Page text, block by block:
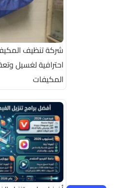
شركة تنظيف
احترافية لغسيل
المكيفات